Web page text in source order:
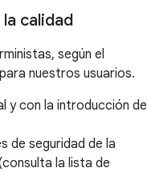
calidad
según el
nuestros usuarios.
y con la introducción de
de seguridad de la
la lista de